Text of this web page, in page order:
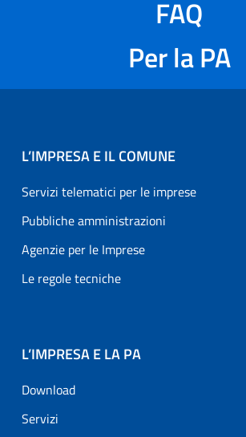
FAQ
Per la PA
L’IMPRESA E IL COMUNE
Servizi telematici per le imprese
Pubbliche amministrazioni
Agenzie per le Imprese
Le regole tecniche
L’IMPRESA E LA PA
Download
Servizi